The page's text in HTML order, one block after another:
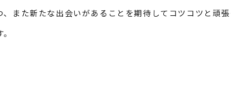
また新たな出会いがあることを期待してコツコツと頑